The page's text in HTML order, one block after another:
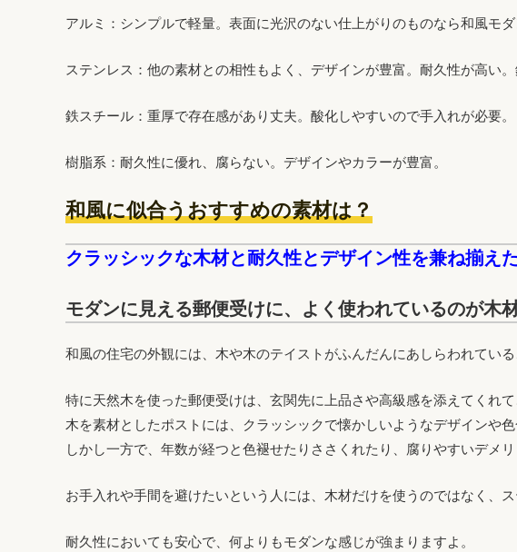
アルミ ：シンプルで軽量。表面に光沢のない仕上がりのものなら和風モ
ステンレス ：他の素材との相性もよく、デザインが豊富。耐久性が高い。
鉄スチール ：重厚で存在感があり丈夫。酸化しやすいので手入れが必要。
樹脂系 ：耐久性に優れ、腐らない。デザインやカラーが豊富。
和風に似合うおすすめの素材は？
クラッシックな木材と耐久性とデザイン性を兼ね揃え
モダンに見える郵便受けに、よく使われているのが木
和風の住宅の外観には、木や木のテイストがふんだんにあしらわれてい
特に天然木を使った郵便受けは、玄関先に上品さや高級感を添えてくれ
木を素材としたポストには、クラッシックで懐かしいようなデザインや
しかし一方で、年数が経つと色褪せたりささくれたり、腐りやすいデメリ
お手入れや手間を避けたいという人には、木材だけを使うのではなく、
耐久性においても安心で、何よりもモダンな感じが強まりますよ。